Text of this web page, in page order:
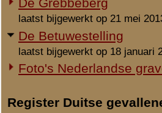
Foto's Duitse graven
Geheel Nederland (864 KB)
samenstelling E.H. Brongers, laatst bijgewerkt
op 10 mei 2016
Inrichting Militair Ereveld
Inleiding
Vrijdag 17 mei 1940